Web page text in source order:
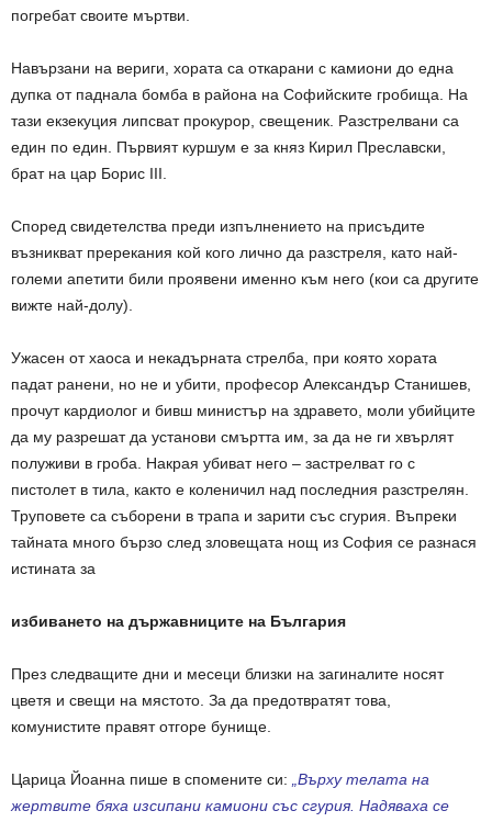
погребат своите мъртви.
Навързани на вериги, хората са откарани с камиони до една
дупка от паднала бомба в района на Софийските гробища. На
тази екзекуция липсват прокурор, свещеник. Разстрелвани са
един по един. Първият куршум е за княз Кирил Преславски,
брат на цар Борис III.
Според свидетелства преди изпълнението на присъдите
възникват пререкания кой кого лично да разстреля, като най-
големи апетити били проявени именно към него (кои са другите
вижте най-долу).
Ужасен от хаоса и некадърната стрелба, при която хората
падат ранени, но не и убити, професор Александър Станишев,
прочут кардиолог и бивш министър на здравето, моли убийците
да му разрешат да установи смъртта им, за да не ги хвърлят
полуживи в гроба. Накрая убиват него – застрелват го с
пистолет в тила, както е коленичил над последния разстрелян.
Труповете са съборени в трапа и зарити със сгурия. Въпреки
тайната много бързо след зловещата нощ из София се разнася
истината за
избиването на държавниците на България
През следващите дни и месеци близки на загиналите носят
цветя и свещи на мястото. За да предотвратят това,
комунистите правят отгоре бунище.
Царица Йоанна пише в спомените си: „Върху телата на
жертвите бяха изсипани камиони със сгурия. Надяваха се